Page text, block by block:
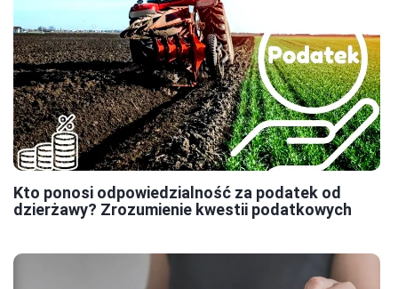
Kto ponosi odpowiedzialność za podatek od
dzierżawy? Zrozumienie kwestii podatkowych